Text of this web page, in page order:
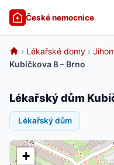
České nemocnice
› Lékařské domy ›
Kubíčkova 8 – Brno
Lékařský dům
Lékařský dům
+